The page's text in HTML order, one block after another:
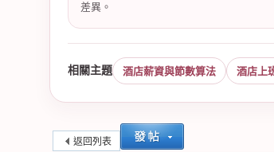
差異。
相關主題 酒店薪資與節數算法 酒店上
返回列表